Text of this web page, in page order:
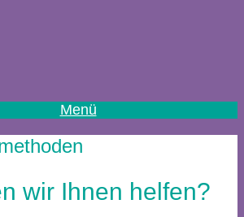
Menü
wir Ihnen helfen?